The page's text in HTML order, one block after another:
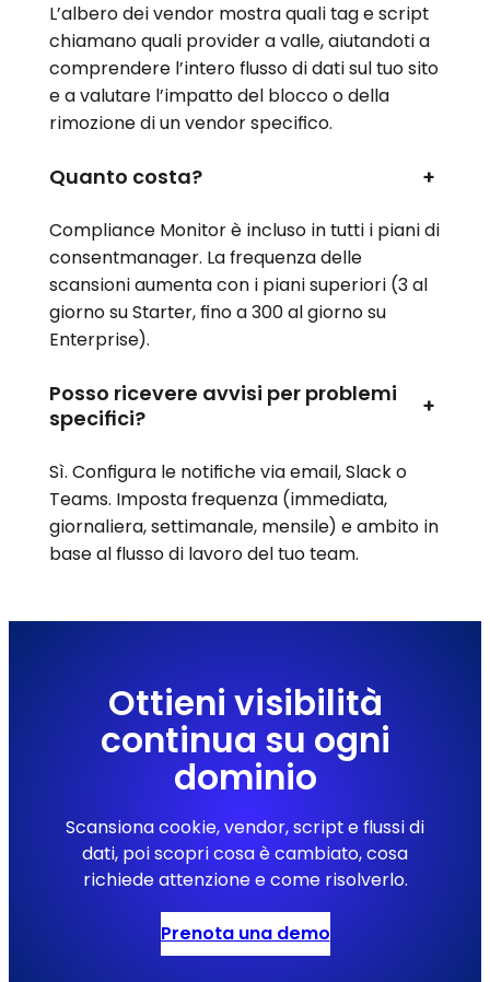
L’albero dei vendor mostra quali tag e script
chiamano quali provider a valle, aiutandoti a
comprendere l’intero flusso di dati sul tuo sito
e a valutare l’impatto del blocco o della
rimozione di un vendor specifico.
Quanto costa? +
Compliance Monitor è incluso in tutti i piani di
consentmanager. La frequenza delle
scansioni aumenta con i piani superiori (3 al
giorno su Starter, fino a 300 al giorno su
Enterprise).
Posso ricevere avvisi per problemi
specifici?
+
Sì. Configura le notifiche via email, Slack o
Teams. Imposta frequenza (immediata,
giornaliera, settimanale, mensile) e ambito in
base al flusso di lavoro del tuo team.
Ottieni visibilità
continua su ogni
dominio
Scansiona cookie, vendor, script e flussi di
dati, poi scopri cosa è cambiato, cosa
richiede attenzione e come risolverlo.
Prenota una demo